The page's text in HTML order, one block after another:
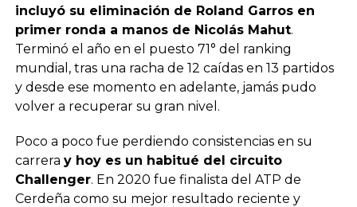
incluyó su eliminación de Roland Garros en
primer ronda a manos de Nicolás Mahut.
Terminó el año en el puesto 71° del ranking
mundial, tras una racha de 12 caídas en 13 partidos
y desde ese momento en adelante, jamás pudo
volver a recuperar su gran nivel.
Poco a poco fue perdiendo consistencias en su
carrera y hoy es un habitué del circuito
Challenger. En 2020 fue finalista del ATP de
Cerdeña como su mejor resultado reciente y